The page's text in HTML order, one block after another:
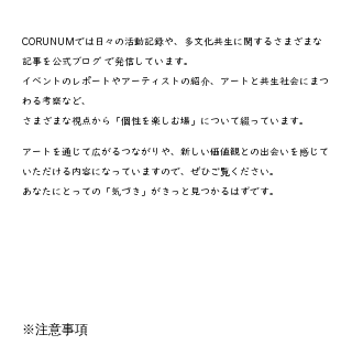
CORUNUMでは日々の活動記録や、多文化共生に関するさまざまな
記事を公式ブログ で発信しています。
イベントのレポートやアーティストの紹介、アートと共生社会にまつ
わる考察など、
さまざまな視点から「個性を楽しむ場」について綴っています。​
アートを通じて広がるつながりや、新しい価値観との出会いを感じて
いただける内容になっていますので、ぜひご覧ください。
あなたにとっての「気づき」がきっと見つかるはずです。
※注意事項